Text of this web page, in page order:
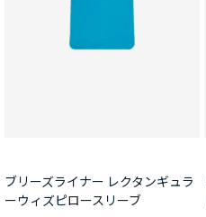
ブリーズライナー レクタンギュラ
ーウィズピロースリーブ